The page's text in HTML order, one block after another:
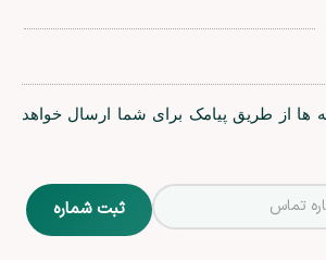
ها از طریق پیامک برای شما ارسال خواهد